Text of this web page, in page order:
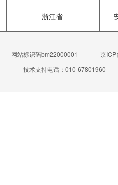
浙江省
网站标识码bm22000001
京
技术支持电话：010-67801960